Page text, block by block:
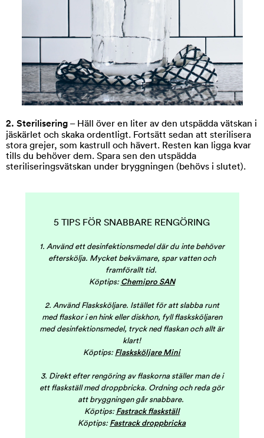
2. Sterilisering – Häll över en liter av den utspädda vätskan i
jäskärlet och skaka ordentligt. Fortsätt sedan att sterilisera
stora grejer, som kastrull och hävert. Resten kan ligga kvar
tills du behöver dem. Spara sen den utspädda
steriliseringsvätskan under bryggningen (behövs i slutet).
5 TIPS FÖR SNABBARE RENGÖRING
1. Använd ett desinfektionsmedel där du inte behöver
efterskölja. Mycket bekvämare, spar vatten och
framförallt tid.
Köptips:Chemipro SAN
2. Använd Flasksköljare. Istället för att slabba runt
med flaskor i en hink eller diskhon, fyll flasksköljaren
med desinfektionsmedel, tryck ned flaskan och allt är
klart!
Köptips:Flasksköljare Mini
3. Direkt efter rengöring av flaskorna ställer man de i
ett flaskställ med droppbricka. Ordning och reda gör
att bryggningen går snabbare.
Köptips:Fastrack flaskställ
Köptips:Fastrack droppbricka